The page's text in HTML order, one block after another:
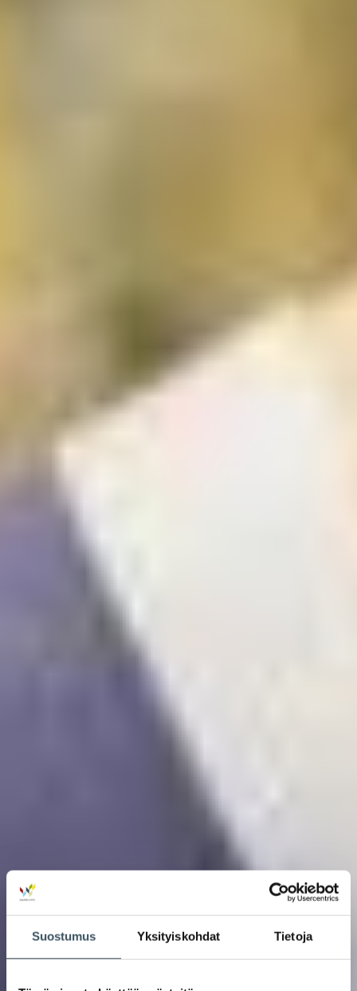
Suostumus Yksityiskohdat Tietoja